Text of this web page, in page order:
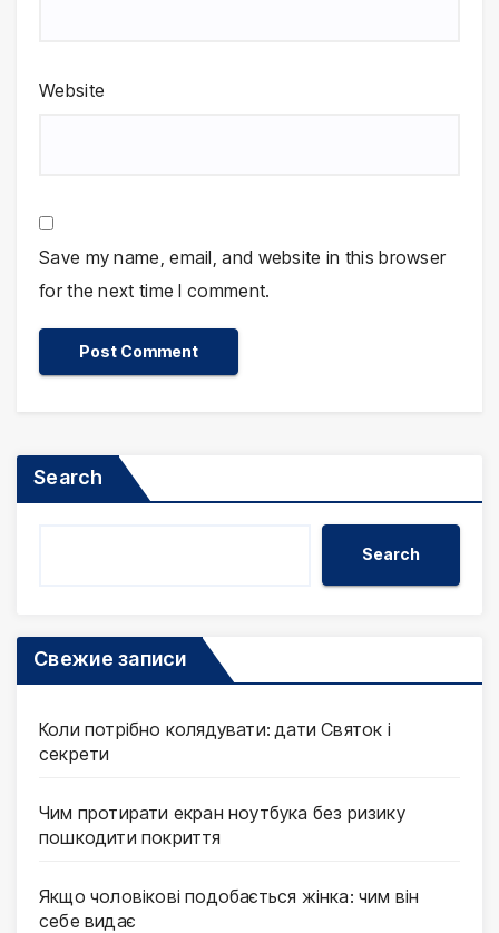
Website
Save my name, email, and website in this browser
for the next time I comment.
Search
Search
Свежие записи
Коли потрібно колядувати: дати Святок і
секрети
Чим протирати екран ноутбука без ризику
пошкодити покриття
Якщо чоловікові подобається жінка: чим він
себе видає